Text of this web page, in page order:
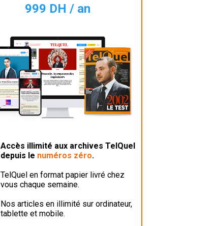
999 DH / an
Accès illimité aux archives TelQuel
depuis le numéros zéro.
TelQuel en format papier livré chez
vous chaque semaine.
Nos articles en illimité sur ordinateur,
tablette et mobile.